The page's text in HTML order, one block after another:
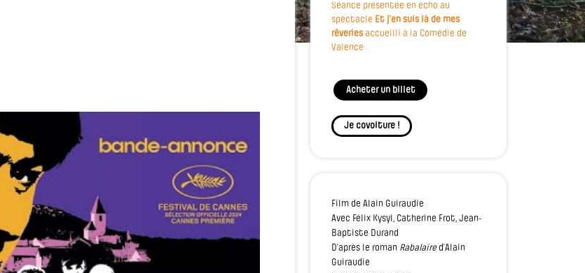
Séance présentée en écho au
spectacle Et j’en suis là de mes
rêveriesaccueilli à la Comédie de
Valence
Acheter un billet
Je covoiture !
Film de Alain Guiraudie
Avec Félix Kysyl, Catherine Frot, Jean-
Baptiste Durand
D’après le roman Rabalaïred’Alain
Guiraudie